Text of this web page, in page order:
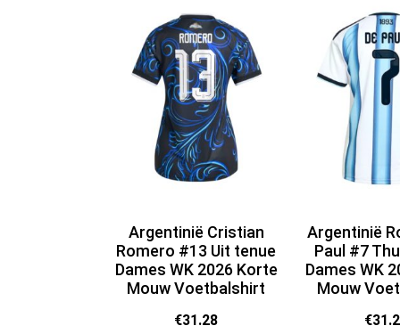
Argentinië Cristian
Romero #13 Uit tenue
Dames WK 2026 Korte
Mouw Voetbalshirt
€31.28
Argentinië
Paul #7
Dames WK
Mouw
€